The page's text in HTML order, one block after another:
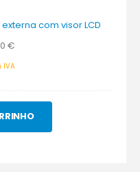
com visor LCD
€
IVA